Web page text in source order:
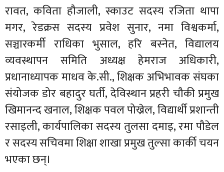
रावत, कविता हौजाली, स्काउट सदस्य रजिता थापा
मगर, रेडक्रस सदस्य प्रवेश सुनार, नमा विश्वकर्मा,
सञ्चारकर्मी राधिका भुसाल, हरि बस्नेत, विद्यालय
व्यवस्थापन समिति अध्यक्ष हेमराज अधिकारी,
प्रधानाध्यापक माधव के.सी., शिक्षक अभिभावक संघका
संयोजक डोर बहादुर घर्ती, देविस्थान प्रहरी चौकी प्रमुख
खिमानन्द खनाल, शिक्षक पवल पोख्रेल, विद्यार्थी प्रशान्ती
रसाइली, कार्यपालिका सदस्य तुलसा दमाइ, रमा पौडेल
र सदस्य सचिवमा शिक्षा शाखा प्रमुख तुल्सा कार्की चयन
भएका छन्।